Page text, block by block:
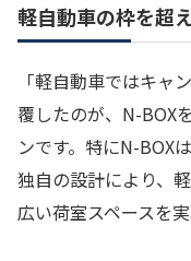
軽自動車の枠を超
「軽自動車ではキャ
覆したのが、N-BOX
ンです。特にN-BOX
独自の設計により、
広い荷室スペースを実